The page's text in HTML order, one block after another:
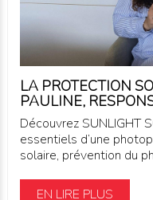
LA PROTECTION
PAULINE,
Découvrez SUNLIGHT
essentiels d’une
solaire, prévention du
EN LIRE PLUS